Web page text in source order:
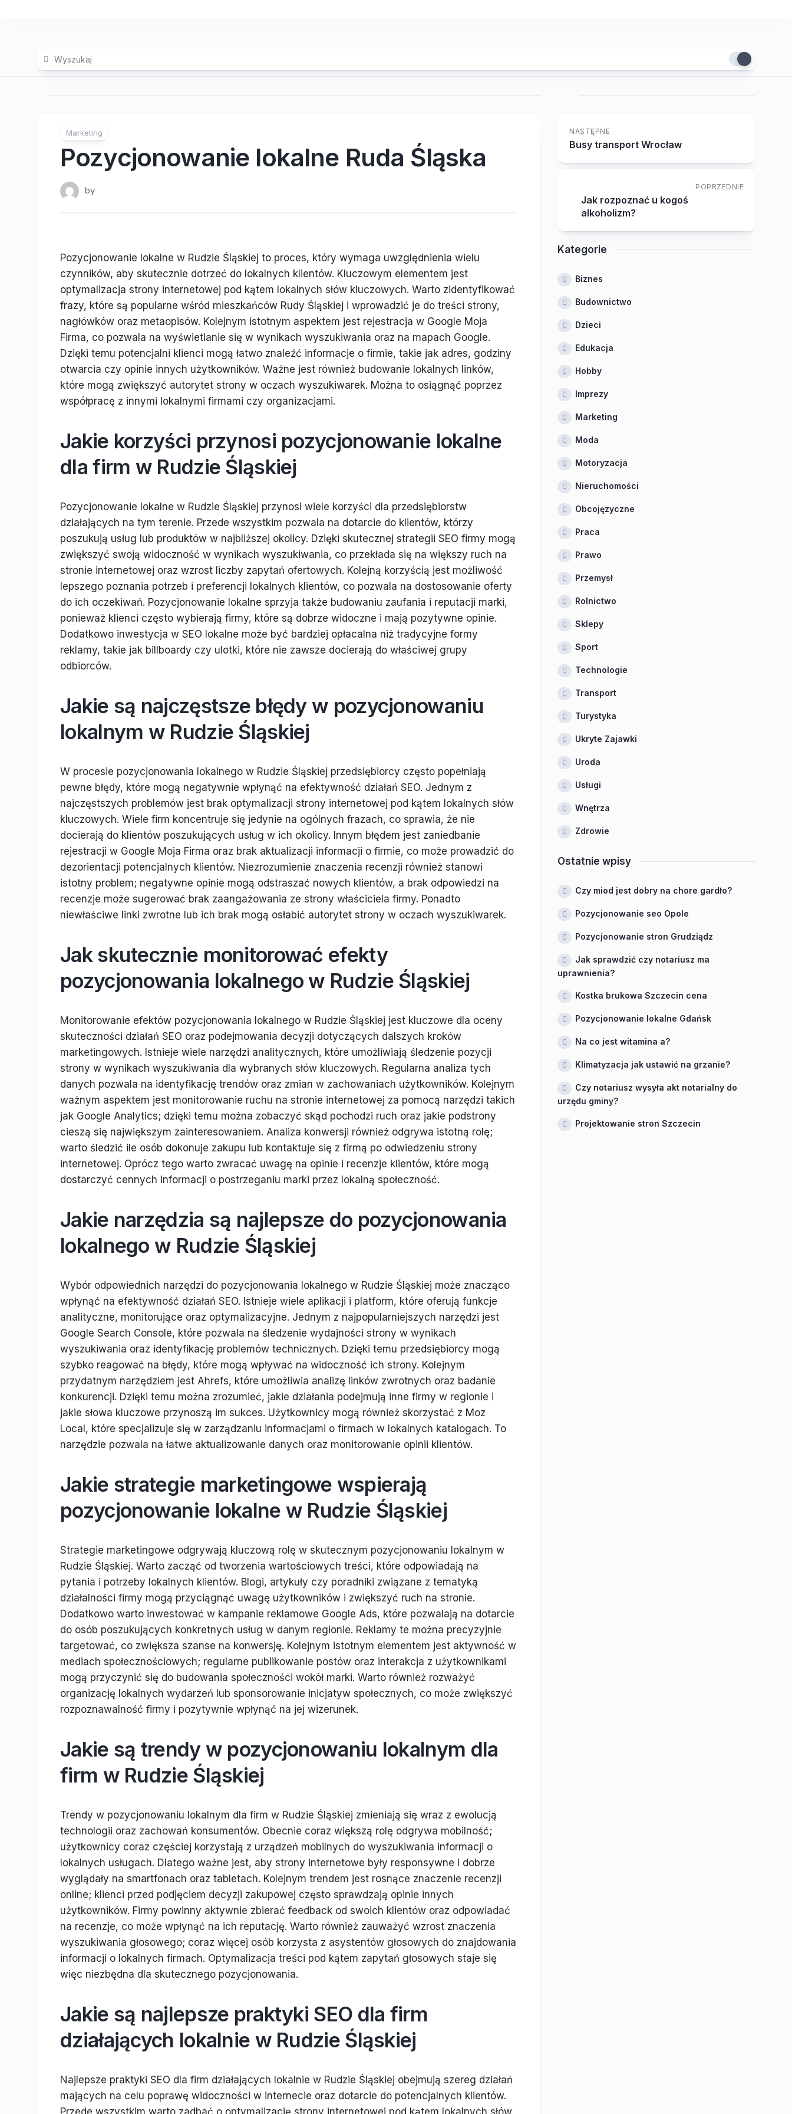
Marketing
Pozycjonowanie lokalne Ruda Śląska
by
Pozycjonowanie lokalne w Rudzie Śląskiej to proces, który wymaga uwzględnienia wielu
czynników, aby skutecznie dotrzeć do lokalnych klientów. Kluczowym elementem jest
optymalizacja strony internetowej pod kątem lokalnych słów kluczowych. Warto zidentyfikować
frazy, które są popularne wśród mieszkańców Rudy Śląskiej i wprowadzić je do treści strony,
nagłówków oraz metaopisów. Kolejnym istotnym aspektem jest rejestracja w Google Moja
Firma, co pozwala na wyświetlanie się w wynikach wyszukiwania oraz na mapach Google.
Dzięki temu potencjalni klienci mogą łatwo znaleźć informacje o firmie, takie jak adres, godziny
otwarcia czy opinie innych użytkowników. Ważne jest również budowanie lokalnych linków,
które mogą zwiększyć autorytet strony w oczach wyszukiwarek. Można to osiągnąć poprzez
współpracę z innymi lokalnymi firmami czy organizacjami.
Jakie korzyści przynosi pozycjonowanie lokalne
dla firm w Rudzie Śląskiej
Pozycjonowanie lokalne w Rudzie Śląskiej przynosi wiele korzyści dla przedsiębiorstw
działających na tym terenie. Przede wszystkim pozwala na dotarcie do klientów, którzy
poszukują usług lub produktów w najbliższej okolicy. Dzięki skutecznej strategii SEO firmy mogą
zwiększyć swoją widoczność w wynikach wyszukiwania, co przekłada się na większy ruch na
stronie internetowej oraz wzrost liczby zapytań ofertowych. Kolejną korzyścią jest możliwość
lepszego poznania potrzeb i preferencji lokalnych klientów, co pozwala na dostosowanie oferty
do ich oczekiwań. Pozycjonowanie lokalne sprzyja także budowaniu zaufania i reputacji marki,
ponieważ klienci często wybierają firmy, które są dobrze widoczne i mają pozytywne opinie.
Dodatkowo inwestycja w SEO lokalne może być bardziej opłacalna niż tradycyjne formy
reklamy, takie jak billboardy czy ulotki, które nie zawsze docierają do właściwej grupy
odbiorców.
Jakie są najczęstsze błędy w pozycjonowaniu
lokalnym w Rudzie Śląskiej
W procesie pozycjonowania lokalnego w Rudzie Śląskiej przedsiębiorcy często popełniają
pewne błędy, które mogą negatywnie wpłynąć na efektywność działań SEO. Jednym z
najczęstszych problemów jest brak optymalizacji strony internetowej pod kątem lokalnych słów
kluczowych. Wiele firm koncentruje się jedynie na ogólnych frazach, co sprawia, że nie
docierają do klientów poszukujących usług w ich okolicy. Innym błędem jest zaniedbanie
rejestracji w Google Moja Firma oraz brak aktualizacji informacji o firmie, co może prowadzić do
dezorientacji potencjalnych klientów. Niezrozumienie znaczenia recenzji również stanowi
istotny problem; negatywne opinie mogą odstraszać nowych klientów, a brak odpowiedzi na
recenzje może sugerować brak zaangażowania ze strony właściciela firmy. Ponadto
niewłaściwe linki zwrotne lub ich brak mogą osłabić autorytet strony w oczach wyszukiwarek.
Jak skutecznie monitorować efekty
pozycjonowania lokalnego w Rudzie Śląskiej
Monitorowanie efektów pozycjonowania lokalnego w Rudzie Śląskiej jest kluczowe dla oceny
skuteczności działań SEO oraz podejmowania decyzji dotyczących dalszych kroków
marketingowych. Istnieje wiele narzędzi analitycznych, które umożliwiają śledzenie pozycji
strony w wynikach wyszukiwania dla wybranych słów kluczowych. Regularna analiza tych
danych pozwala na identyfikację trendów oraz zmian w zachowaniach użytkowników. Kolejnym
ważnym aspektem jest monitorowanie ruchu na stronie internetowej za pomocą narzędzi takich
jak Google Analytics; dzięki temu można zobaczyć skąd pochodzi ruch oraz jakie podstrony
cieszą się największym zainteresowaniem. Analiza konwersji również odgrywa istotną rolę;
warto śledzić ile osób dokonuje zakupu lub kontaktuje się z firmą po odwiedzeniu strony
internetowej. Oprócz tego warto zwracać uwagę na opinie i recenzje klientów, które mogą
dostarczyć cennych informacji o postrzeganiu marki przez lokalną społeczność.
Jakie narzędzia są najlepsze do pozycjonowania
lokalnego w Rudzie Śląskiej
Wybór odpowiednich narzędzi do pozycjonowania lokalnego w Rudzie Śląskiej może znacząco
wpłynąć na efektywność działań SEO. Istnieje wiele aplikacji i platform, które oferują funkcje
analityczne, monitorujące oraz optymalizacyjne. Jednym z najpopularniejszych narzędzi jest
Google Search Console, które pozwala na śledzenie wydajności strony w wynikach
wyszukiwania oraz identyfikację problemów technicznych. Dzięki temu przedsiębiorcy mogą
szybko reagować na błędy, które mogą wpływać na widoczność ich strony. Kolejnym
przydatnym narzędziem jest Ahrefs, które umożliwia analizę linków zwrotnych oraz badanie
konkurencji. Dzięki temu można zrozumieć, jakie działania podejmują inne firmy w regionie i
jakie słowa kluczowe przynoszą im sukces. Użytkownicy mogą również skorzystać z Moz
Local, które specjalizuje się w zarządzaniu informacjami o firmach w lokalnych katalogach. To
narzędzie pozwala na łatwe aktualizowanie danych oraz monitorowanie opinii klientów.
Jakie strategie marketingowe wspierają
pozycjonowanie lokalne w Rudzie Śląskiej
Strategie marketingowe odgrywają kluczową rolę w skutecznym pozycjonowaniu lokalnym w
Rudzie Śląskiej. Warto zacząć od tworzenia wartościowych treści, które odpowiadają na
pytania i potrzeby lokalnych klientów. Blogi, artykuły czy poradniki związane z tematyką
działalności firmy mogą przyciągnąć uwagę użytkowników i zwiększyć ruch na stronie.
Dodatkowo warto inwestować w kampanie reklamowe Google Ads, które pozwalają na dotarcie
do osób poszukujących konkretnych usług w danym regionie. Reklamy te można precyzyjnie
targetować, co zwiększa szanse na konwersję. Kolejnym istotnym elementem jest aktywność w
mediach społecznościowych; regularne publikowanie postów oraz interakcja z użytkownikami
mogą przyczynić się do budowania społeczności wokół marki. Warto również rozważyć
organizację lokalnych wydarzeń lub sponsorowanie inicjatyw społecznych, co może zwiększyć
rozpoznawalność firmy i pozytywnie wpłynąć na jej wizerunek.
Jakie są trendy w pozycjonowaniu lokalnym dla
firm w Rudzie Śląskiej
Trendy w pozycjonowaniu lokalnym dla firm w Rudzie Śląskiej zmieniają się wraz z ewolucją
technologii oraz zachowań konsumentów. Obecnie coraz większą rolę odgrywa mobilność;
użytkownicy coraz częściej korzystają z urządzeń mobilnych do wyszukiwania informacji o
lokalnych usługach. Dlatego ważne jest, aby strony internetowe były responsywne i dobrze
wyglądały na smartfonach oraz tabletach. Kolejnym trendem jest rosnące znaczenie recenzji
online; klienci przed podjęciem decyzji zakupowej często sprawdzają opinie innych
użytkowników. Firmy powinny aktywnie zbierać feedback od swoich klientów oraz odpowiadać
na recenzje, co może wpłynąć na ich reputację. Warto również zauważyć wzrost znaczenia
wyszukiwania głosowego; coraz więcej osób korzysta z asystentów głosowych do znajdowania
informacji o lokalnych firmach. Optymalizacja treści pod kątem zapytań głosowych staje się
więc niezbędna dla skutecznego pozycjonowania.
Jakie są najlepsze praktyki SEO dla firm
działających lokalnie w Rudzie Śląskiej
Najlepsze praktyki SEO dla firm działających lokalnie w Rudzie Śląskiej obejmują szereg działań
mających na celu poprawę widoczności w internecie oraz dotarcie do potencjalnych klientów.
Przede wszystkim warto zadbać o optymalizację strony internetowej pod kątem lokalnych słów
NASTĘPNE
Busy transport Wrocław
POPRZEDNIE
Jak rozpoznać u kogoś
alkoholizm?
Kategorie
Biznes
Budownictwo
Dzieci
Edukacja
Hobby
Imprezy
Marketing
Moda
Motoryzacja
Nieruchomości
Obcojęzyczne
Praca
Prawo
Przemysł
Rolnictwo
Sklepy
Sport
Technologie
Transport
Turystyka
Ukryte Zajawki
Uroda
Usługi
Wnętrza
Zdrowie
Ostatnie wpisy
Czy miod jest dobry na chore gardło?
Pozycjonowanie seo Opole
Pozycjonowanie stron Grudziądz
Jak sprawdzić czy notariusz ma
uprawnienia?
Kostka brukowa Szczecin cena
Pozycjonowanie lokalne Gdańsk
Na co jest witamina a?
Klimatyzacja jak ustawić na grzanie?
Czy notariusz wysyła akt notarialny do
urzędu gminy?
Projektowanie stron Szczecin